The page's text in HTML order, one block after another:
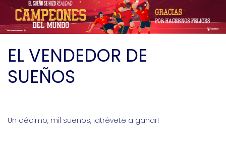
EL VENDEDOR DE
SUEÑOS
Un décimo, mil sueños, ¡atrévete a ganar!